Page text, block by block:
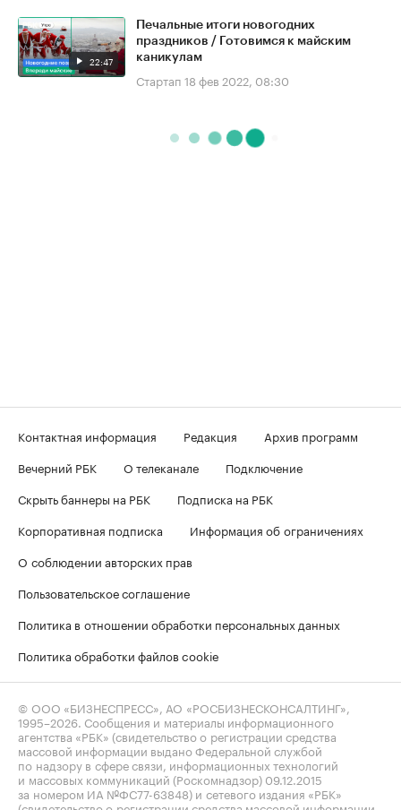
22:47
Печальные итоги новогодних
праздников / Готовимся к майским
каникулам
Стартап 18 фев 2022, 08:30
Контактная информация Редакция
Архив программ
Вечерний РБК
О телеканале
Подключение
Скрыть баннеры на РБК
Подписка на РБК
Корпоративная подписка
Информация об ограничениях
О соблюдении авторских прав
Пользовательское соглашение
Политика в отношении обработки персональных данных
Политика обработки файлов cookie
© ООО «БИЗНЕСПРЕСС», АО «РОСБИЗНЕСКОНСАЛТИНГ»,
1995–2026 . Сообщения и материалы информационного
агентства «РБК» (свидетельство о регистрации средства
массовой информации выдано Федеральной службой
по надзору в сфере связи, информационных технологий
и массовых коммуникаций (Роскомнадзор) 09.12.2015
за номером ИА №ФС77-63848) и сетевого издания «РБК»